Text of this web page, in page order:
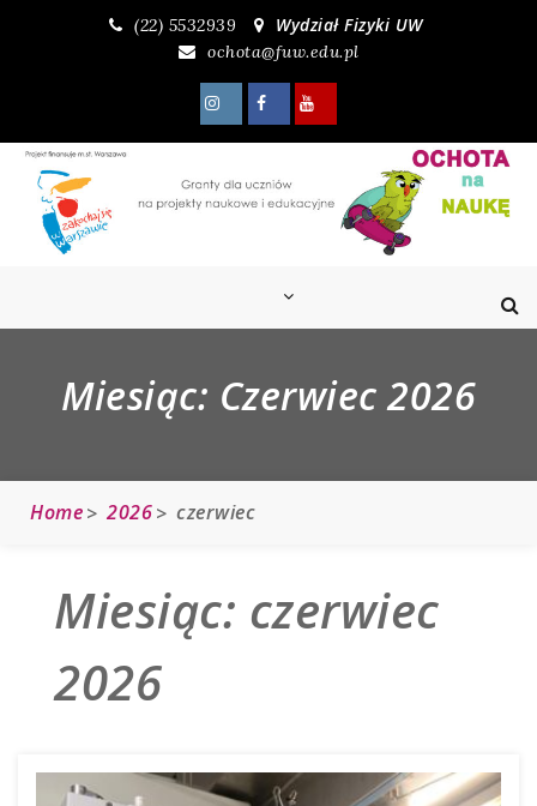
(22) 5532939 Wydział Fizyki UW
ochota@fuw.edu.pl
Miesiąc: Czerwiec 2026
Home 2026 czerwiec
Miesiąc: czerwiec
2026